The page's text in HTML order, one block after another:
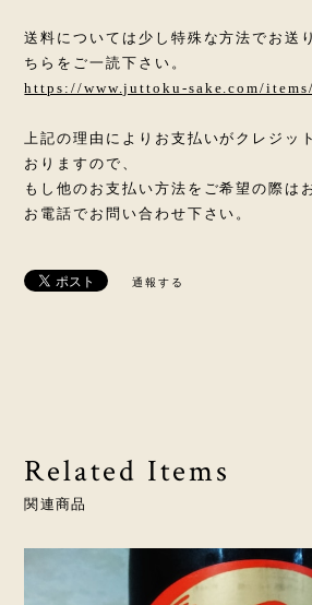
送料については少し特殊な方法でお送
ちらをご一読下さい。
https://www.juttoku-sake.com/
上記の理由によりお支払いがクレジッ
おりますので、
もし他のお支払い方法をご希望の際は
お電話でお問い合わせ下さい。
通報する
Related Items
関連商品